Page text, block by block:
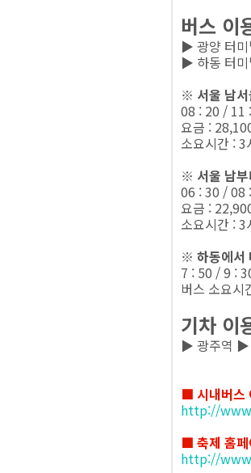
버스 이
▶ 광양 터
▶ 하동 터
※ 서울 남서
08 : 20 / 11
요금 :
소요시간 : 3
※ 서울 남부
06 : 30 / 08
요금 :
소요시간 : 3
※ 하동에서
7 : 50 / 9 :
버스 소요
기차 이
▶ 광주역 ▶
■ 시내버스
http://
■ 축제 홈페
http://